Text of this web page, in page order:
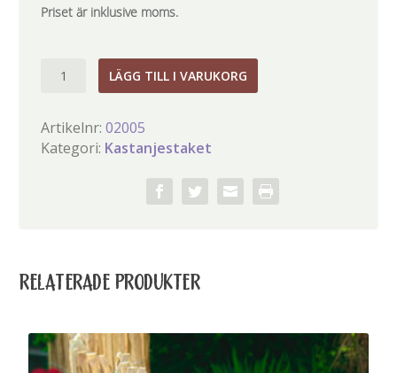
Priset är inklusive moms.
LÄGG TILL I VARUKORG
Artikelnr:02005
Kategori: Kastanjestaket
RELATERADE PRODUKTER